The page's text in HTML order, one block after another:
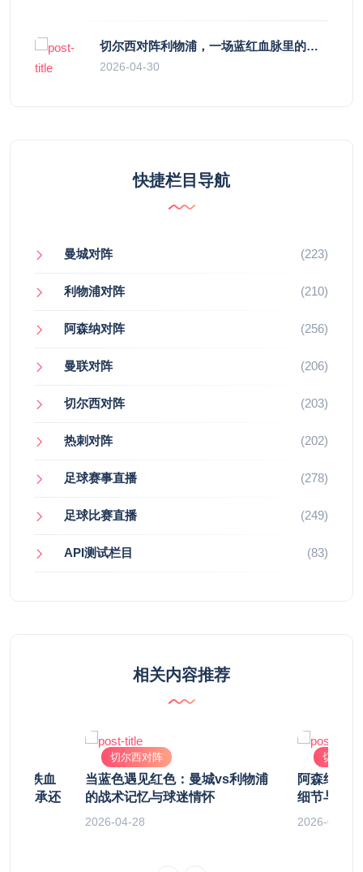
切尔西对阵利物浦，一场蓝红血脉里的恩怨与忠诚
2026-04-30
快捷栏目导航
曼城对阵 (223)
利物浦对阵 (210)
阿森纳对阵 (256)
曼联对阵 (206)
切尔西对阵 (203)
热刺对阵 (202)
足球赛事直播 (278)
足球比赛直播 (249)
API测试栏目 (83)
相关内容推荐
当“铁血
是传承还
切尔西对阵
当蓝色遇见红色：曼城vs利物浦
的战术记忆与球迷情怀
2026-04-28
切尔西
阿森纳 vs
细节与争
2026-04-14